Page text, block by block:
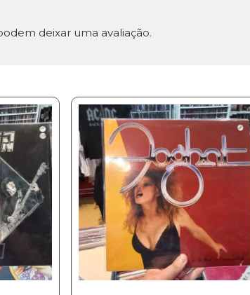
deixar uma avaliação.